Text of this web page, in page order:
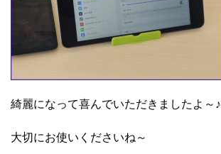
綺麗になって喜んでいただきましたよ～♪
大切にお使いくださいね～